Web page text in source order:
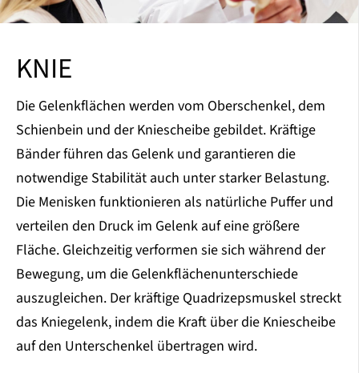
KNIE
Die Gelenkflächen werden vom Oberschenkel, dem
Schienbein und der Kniescheibe gebildet. Kräftige
Bänder führen das Gelenk und garantieren die
notwendige Stabilität auch unter starker Belastung.
Die Menisken funktionieren als natürliche Puffer und
verteilen den Druck im Gelenk auf eine größere
Fläche. Gleichzeitig verformen sie sich während der
Bewegung, um die Gelenkflächenunterschiede
auszugleichen. Der kräftige Quadrizepsmuskel streckt
das Kniegelenk, indem die Kraft über die Kniescheibe
auf den Unterschenkel übertragen wird.